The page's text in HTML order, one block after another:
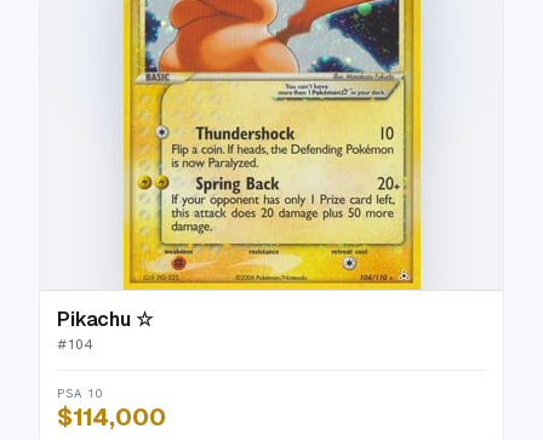
Pikachu ☆
#104
PSA 10
$114,000